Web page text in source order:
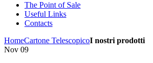
The Point of Sale
Useful Links
Contacts
HomeCartone TelescopicoI nostri prodotti
Nov 09